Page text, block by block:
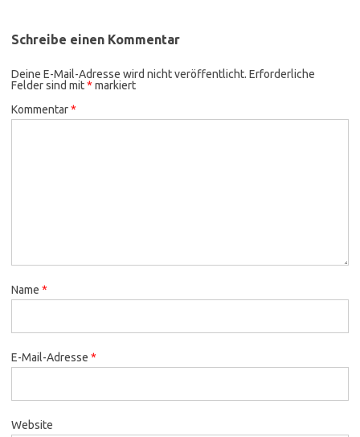
Schreibe einen Kommentar
Deine E-Mail-Adresse wird nicht veröffentlicht. Erforderliche
Felder sind mit* markiert
Kommentar*
Name *
E-Mail-Adresse *
Website